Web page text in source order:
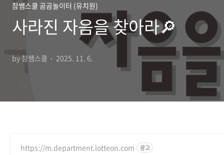
참쌤스쿨 곰곰놀이터 (유치원)
사라진 자음을 찾아라🔎
by 참쌤스쿨 2025. 11. 6.
https://m.department.lotteon.com 광고